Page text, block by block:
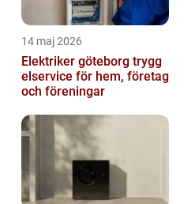
14 maj 2026
Elektriker göteborg trygg
elservice för hem, företag
och föreningar